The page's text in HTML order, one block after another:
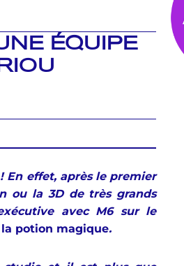
ÉQUIPE
En effet, après le premier
ou la 3D de très grands
avec M6 sur le
potion magique.